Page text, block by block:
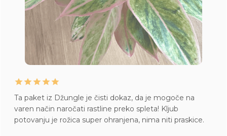
Ta paket iz Džungle je čisti dokaz, da je mogoče na
varen način naročati rastline preko spleta! Kljub
potovanju je rožica super ohranjena, nima niti praskice.